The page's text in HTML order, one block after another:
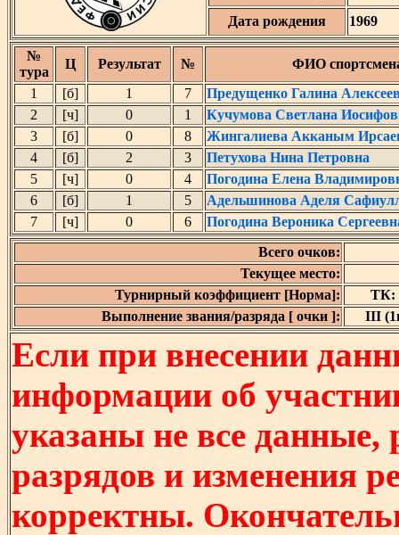
Дата рождения
1969
№
тура
Ц Результат №
ФИО
1
[б] 1 7
Предущенко Галина
2
[ч] 0 1
Кучумова Светлана
3
[б] 0 8
Жингалиева Акканым
4
[б] 2 3
Петухова Нина Петровна
5
[ч] 0 4
Погодина Елена
6
[б] 1 5
Адельшинова Аделя
7
[ч] 0 6
Погодина Вероника
Всего очков:
Текущее место:
Турнирный коэффициент [Норма]:
ТК:
Выполнение звания/разряда [ очки ]:
III
Если при внесении
информации об
указаны не все
разрядов и изменения
корректны.